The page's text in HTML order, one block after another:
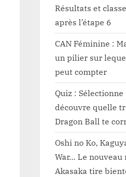
Résultats et
après l’étape 6
CAN Féminine :
un pilier sur
peut compter
Quiz :
découvre quelle
Dragon Ball te
Oshi no Ko,
War… Le nouveau
Akasaka tire